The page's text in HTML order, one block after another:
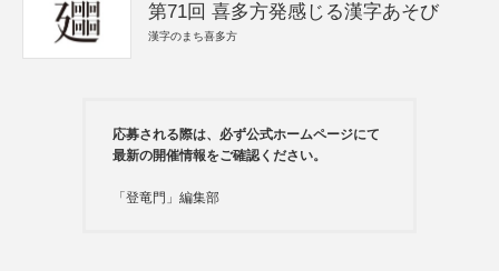
第71回 喜多方発感じる漢字あそび
漢字のまち喜多方
応募される際は、必ず公式ホームページにて
最新の開催情報をご確認ください。
「登竜門」編集部